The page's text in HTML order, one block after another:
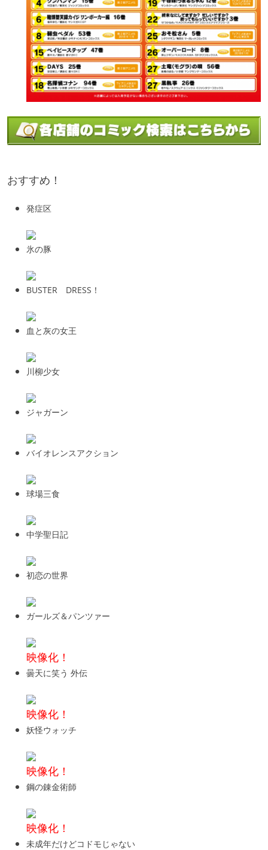
おすすめ！
発症区
氷の豚
BUSTER DRESS！
血と灰の女王
川柳少女
ジャガーン
バイオレンスアクション
球場三食
中学聖日記
初恋の世界
ガールズ＆パンツァー
映像化！
曇天に笑う 外伝
映像化！
妖怪ウォッチ
映像化！
鋼の錬金術師
映像化！
未成年だけどコドモじゃない